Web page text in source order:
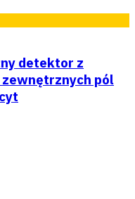
detektor z
pól